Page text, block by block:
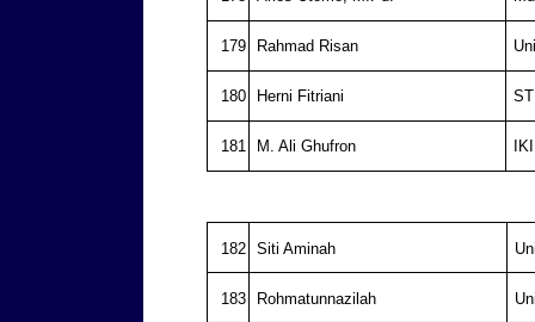
179 Rahmad Risan
180 Herni Fitriani
181 M. Ali Ghufron
182 Siti Aminah
183 Rohmatunnazilah